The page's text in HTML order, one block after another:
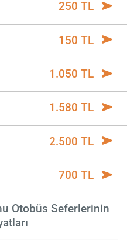
250 TL
150 TL
1.050 TL
1.580 TL
2.500 TL
700 TL
Otobüs Seferlerinin